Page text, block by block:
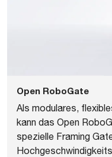
Open RoboGate
Als modulares,
kann das Open
spezielle Framing